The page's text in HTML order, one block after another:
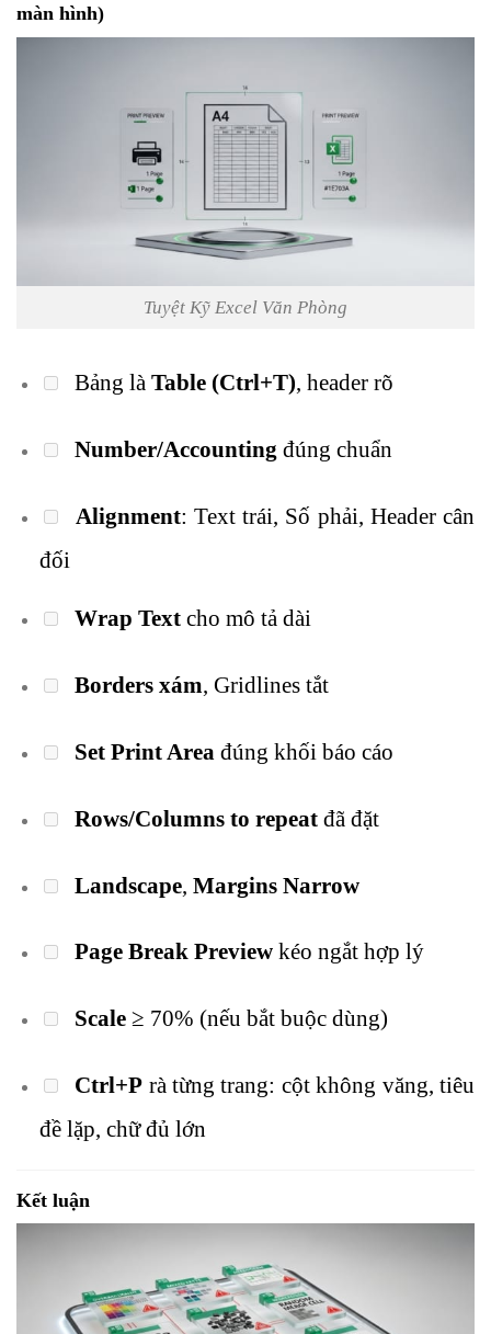
màn hình)
Tuyệt Kỹ Excel Văn Phòng
Bảng là Table (Ctrl+T), header rõ
Number/Accounting đúng chuẩn
Alignment: Text trái, Số phải, Header cân
đối
Wrap Textcho mô tả dài
Borders xám, Gridlines tắt
Set Print Area đúng khối báo cáo
Rows/Columns to repeatđã đặt
Landscape, Margins Narrow
Page Break Previewkéo ngắt hợp lý
Scale≥ 70% (nếu bắt buộc dùng)
Ctrl+P rà từng trang: cột không văng, tiêu
đề lặp, chữ đủ lớn
Kết luận